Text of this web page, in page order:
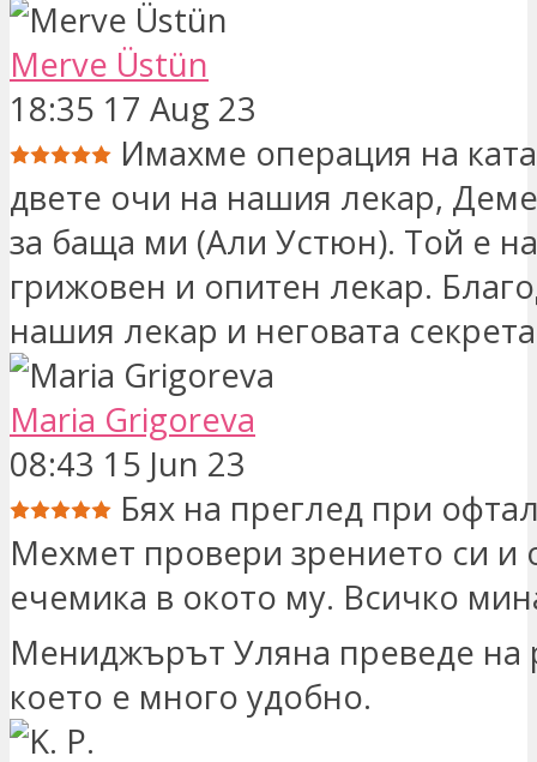
Merve Üstün
18:35 17 Aug 23
Имахме операция на
двете очи на нашия лекар,
за баща ми (Али Устюн). Той е
грижовен и опитен лекар.
нашия лекар и неговата
Maria Grigoreva
08:43 15 Jun 23
Бях на преглед при
Мехмет провери зрението си и
ечемика в окото му. Всичко
Мениджърът Уляна преведе на
което е много удобно.